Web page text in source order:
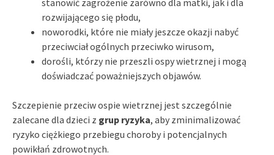
rozwijającego się płodu,
noworodki, które nie miały jeszcze okazji nabyć
przeciwciał ogólnych przeciwko wirusom,
dorośli, którzy nie przeszli ospy wietrznej i mogą
doświadczać poważniejszych objawów.
Szczepienie przeciw ospie wietrznej jest szczególnie
zalecane dla dzieci z grup ryzyka, aby zminimalizować
ryzyko ciężkiego przebiegu choroby i potencjalnych
powikłań zdrowotnych.